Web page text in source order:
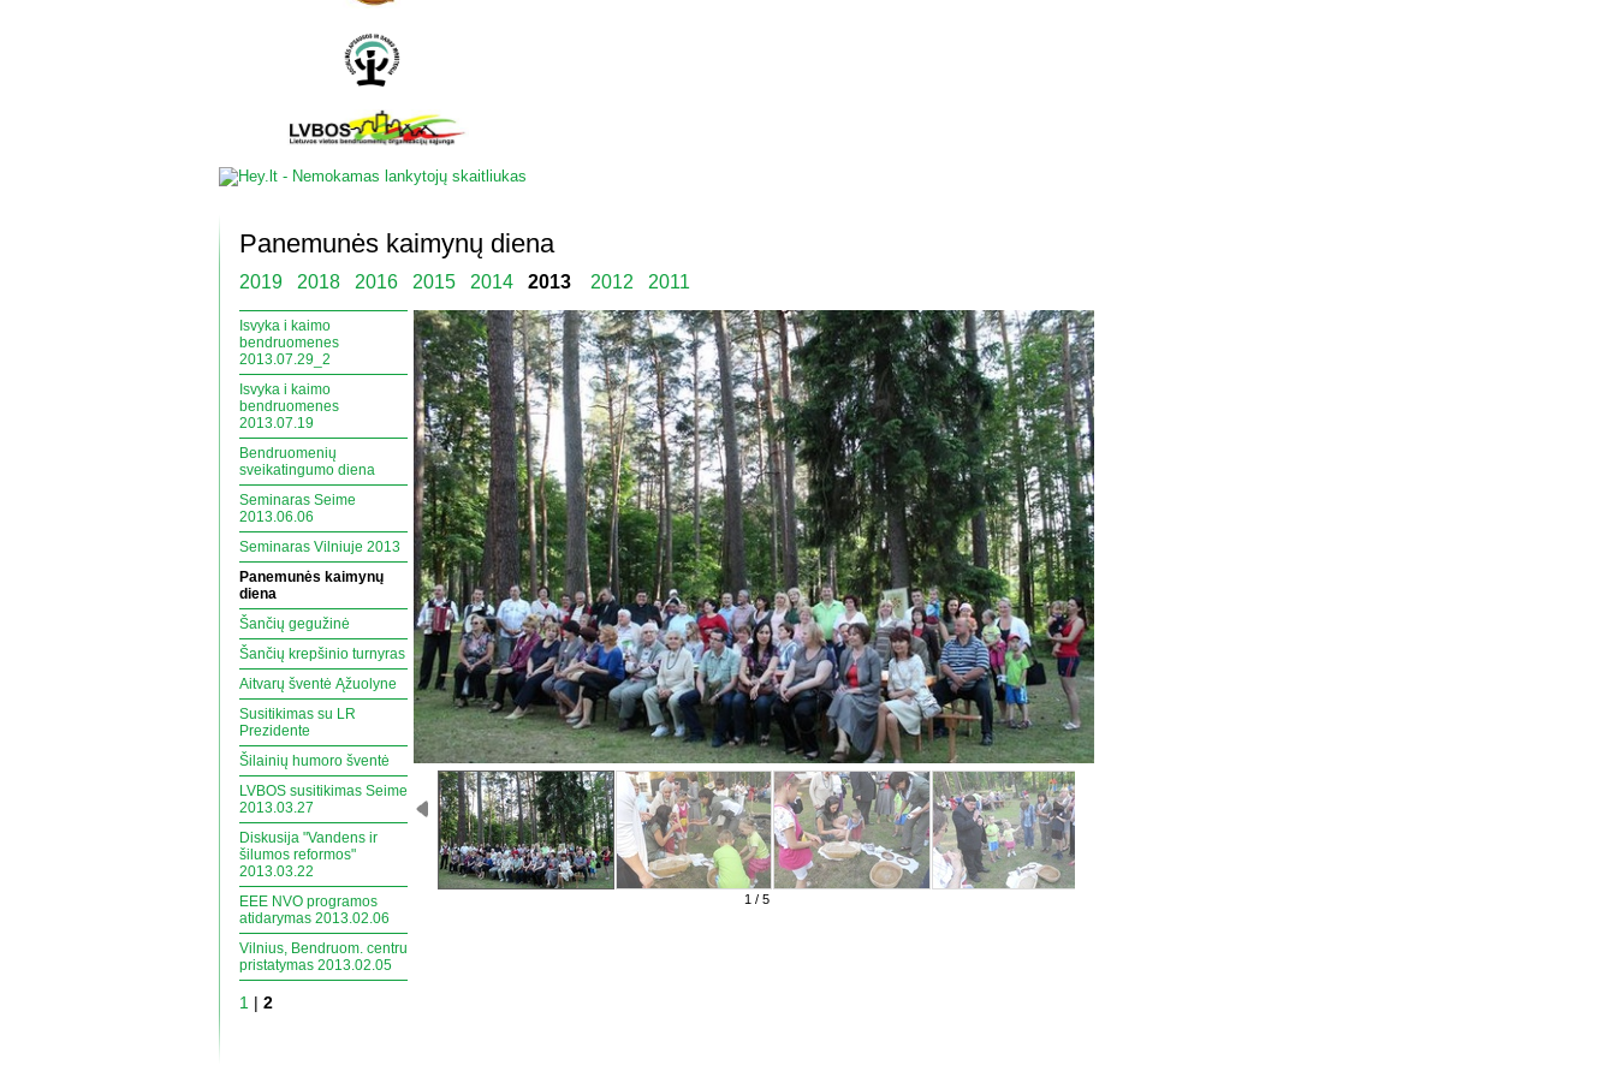
Panemunės kaimynų diena
2019 2018 2016 2015 2014 2013 2012 2011
Isvyka i kaimo
bendruomenes
2013.07.29_2
Isvyka i kaimo
bendruomenes
2013.07.19
Bendruomenių
sveikatingumo diena
Seminaras Seime
2013.06.06
Seminaras Vilniuje 2013
Panemunės kaimynų
diena
Šančių gegužinė
Šančių krepšinio turnyras
Aitvarų šventė Ąžuolyne
Susitikimas su LR
Prezidente
Šilainių humoro šventė
LVBOS susitikimas Seime
2013.03.27
Diskusija "Vandens ir
šilumos reformos"
2013.03.22
EEE NVO programos
atidarymas 2013.02.06
Vilnius, Bendruom. centru
pristatymas 2013.02.05
1 | 2
1 / 5